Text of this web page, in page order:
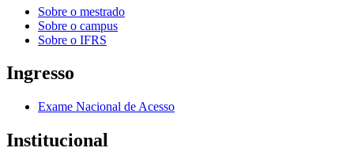
Sobre o mestrado
Sobre o campus
Sobre o IFRS
Ingresso
Exame Nacional de Acesso
Institucional